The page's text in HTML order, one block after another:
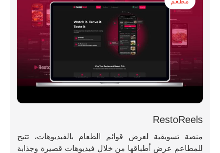
RestoReels
منصة تسويقية لعرض قوائم الطعام بالفيديوهات، تتيح
للمطاعم عرض أطباقها من خلال فيديوهات قصيرة وجذابة